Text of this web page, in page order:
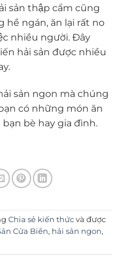
sản thập cẩm cũng
hề ngán, ăn lại rất no
nhiều người. Đây
hải sản được nhiều
sản ngon mà chúng
có những món ăn
bè hay gia đình.
Chia sẻ kiến thứcvà được
Cửa Biển, hải sản ngon,